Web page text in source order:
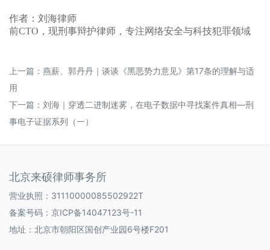
作者：刘海律师
前CTO，现刑事辩护律师，专注网络安全与科技犯罪领域
上一篇： 燕薪、郭丹丹｜谈谈《黑恶势力意见》第17条的理解与适
用
下一篇： 刘海｜穿透二进制迷雾，在电子数据中寻找案件真相—刑
事电子证据系列（一）
北京来硕律师事务所
营业执照：31110000085502922T
备案号码： 京ICP备14047123号-11
地址：北京市朝阳区国创产业园6号楼F201